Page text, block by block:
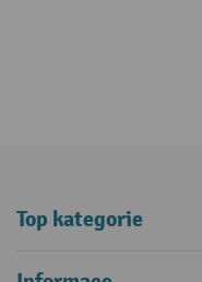
Top kategorie